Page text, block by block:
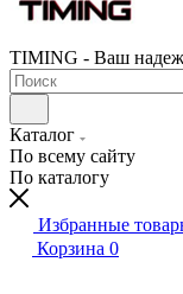
TIMING - Ваш
Каталог
По всему сайту
По каталогу
Избранные
Корзина 0